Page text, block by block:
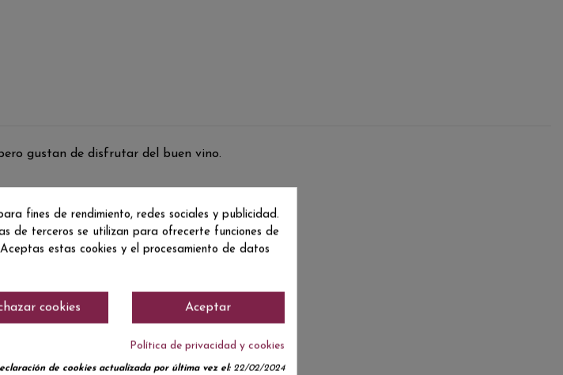
gustan de disfrutar del buen vino.
clientes en este momento.
fines de rendimiento, redes sociales y publicidad.
de terceros se utilizan para ofrecerte funciones de
estas cookies y el procesamiento de datos
Aceptar
cookies
Política de privacidad y cookies
de cookies actualizada por última vez el:22/02/2024